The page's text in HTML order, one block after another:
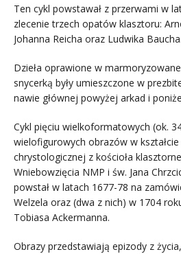
Ten cykl powstawał z przerwami w
zlecenie trzech opatów klasztoru:
Johanna Reicha oraz Ludwika Baucha.
Dzieła oprawione w
snycerką były umieszczone w
nawie głównej powyżej arkad i
Cykl pięciu wielkoformatowych (ok.
wielofigurowych obrazów w
chrystologicznej z kościoła
Wniebowzięcia NMP i św. Jana
powstał w latach 1677-78 na
Welzela oraz (dwa z nich) w 1704
Tobiasa Ackermanna.
Obrazy przedstawiają epizody z